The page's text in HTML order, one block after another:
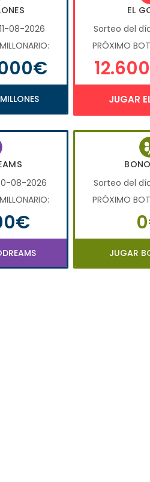
08-2026
EL
Sorteo del
PRÓXIMO
JUGAR
08-2026
Sorteo del
PRÓXIMO
JUGAR